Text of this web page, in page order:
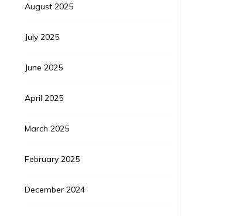
August 2025
July 2025
June 2025
April 2025
March 2025
February 2025
December 2024